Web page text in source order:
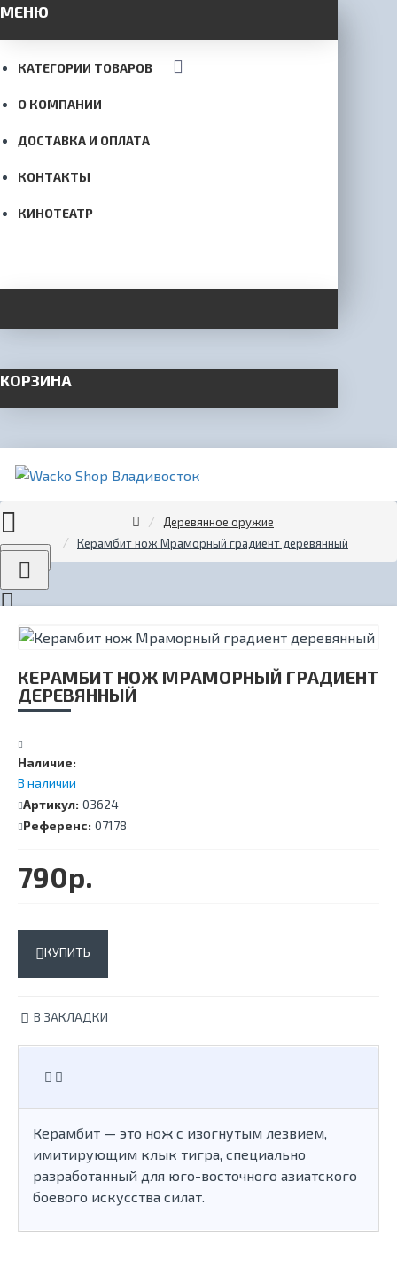
МЕНЮ
КАТЕГОРИИ ТОВАРОВ
О КОМПАНИИ
ДОСТАВКА И ОПЛАТА
КОНТАКТЫ
КИНОТЕАТР
КОРЗИНА
Menu
Деревянное оружие
Керамбит нож Мраморный градиент деревянный
КЕРАМБИТ НОЖ МРАМОРНЫЙ ГРАДИЕНТ
ДЕРЕВЯННЫЙ
Наличие:
В наличии
Артикул: 03624
Референс: 07178
790р.
КУПИТЬ
В ЗАКЛАДКИ
Керамбит — это нож с изогнутым лезвием,
имитирующим клык тигра, специально
разработанный для юго-восточного азиатского
боевого искусства силат.